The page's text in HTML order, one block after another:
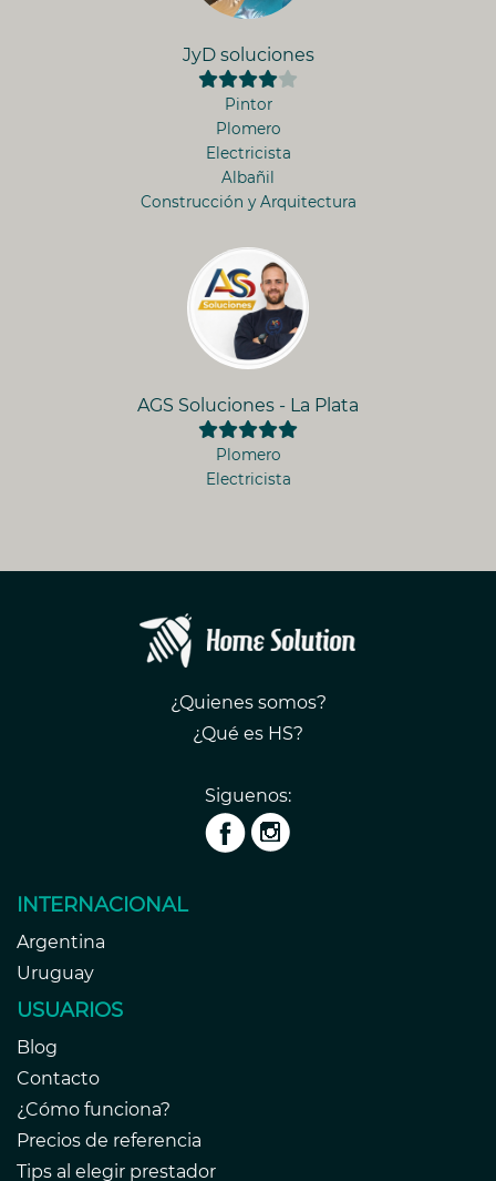
JyD soluciones
Pintor
Plomero
Electricista
Albañil
Construcción y Arquitectura
AGS Soluciones - La Plata
Plomero
Electricista
¿Quienes somos?
¿Qué es HS?
Siguenos:
INTERNACIONAL
Argentina
Uruguay
USUARIOS
Blog
Contacto
¿Cómo funciona?
Precios de referencia
Tips al elegir prestador